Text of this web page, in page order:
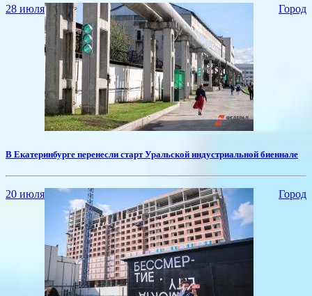
28 июля Город
В Екатеринбурге перенесли старт Уральской индустриальной биеннале
20 июля Город